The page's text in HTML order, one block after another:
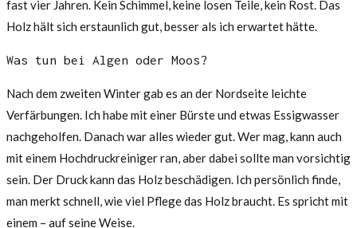
fast vier Jahren. Kein Schimmel, keine losen Teile, kein Rost. Das
Holz hält sich erstaunlich gut, besser als ich erwartet hätte.
Was tun bei Algen oder Moos?
Nach dem zweiten Winter gab es an der Nordseite leichte
Verfärbungen. Ich habe mit einer Bürste und etwas Essigwasser
nachgeholfen. Danach war alles wieder gut. Wer mag, kann auch
mit einem Hochdruckreiniger ran, aber dabei sollte man vorsichtig
sein. Der Druck kann das Holz beschädigen. Ich persönlich finde,
man merkt schnell, wie viel Pflege das Holz braucht. Es spricht mit
einem – auf seine Weise.